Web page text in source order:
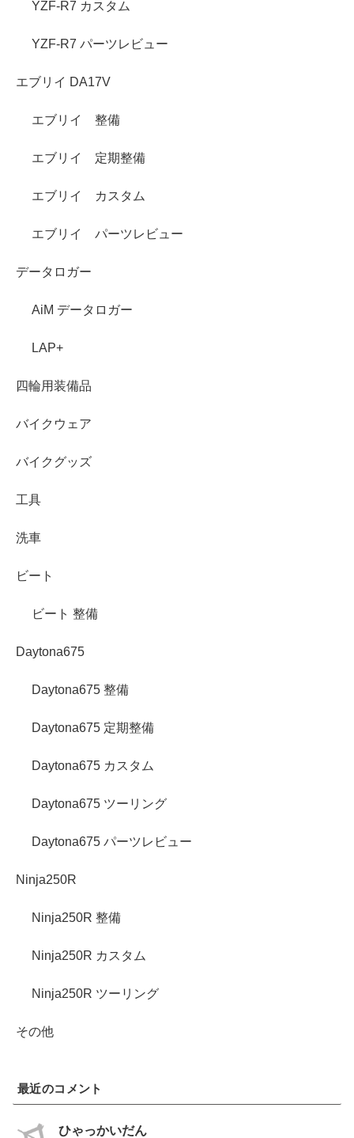
YZF-R7 カスタム
YZF-R7 パーツレビュー
エブリイ DA17V
エブリイ 整備
エブリイ 定期整備
エブリイ カスタム
エブリイ パーツレビュー
データロガー
AiM データロガー
LAP+
四輪用装備品
バイクウェア
バイクグッズ
工具
洗車
ビート
ビート 整備
Daytona675
Daytona675 整備
Daytona675 定期整備
Daytona675 カスタム
Daytona675 ツーリング
Daytona675 パーツレビュー
Ninja250R
Ninja250R 整備
Ninja250R カスタム
Ninja250R ツーリング
その他
最近のコメント
ひゃっかいだん